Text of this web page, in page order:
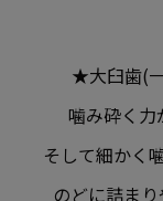
★大臼歯(
噛み砕く力
そして細かく
のどに詰ま